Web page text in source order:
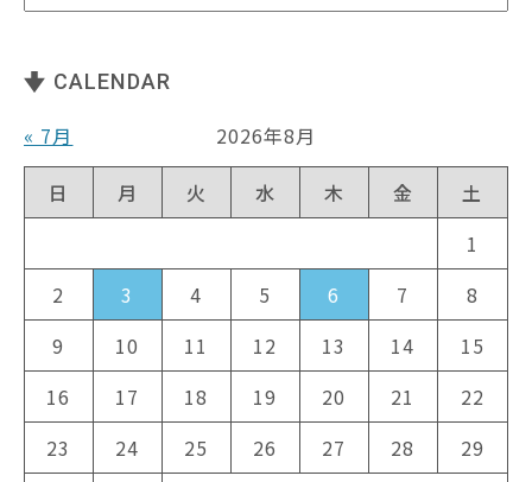
CALENDAR
« 7月
2026年8月
日
月 火 水 木 金
土
1
2
3 4 5 6 7
8
9
10 11 12 13 14
15
16
17 18 19 20 21
22
23
24 25 26 27 28
29